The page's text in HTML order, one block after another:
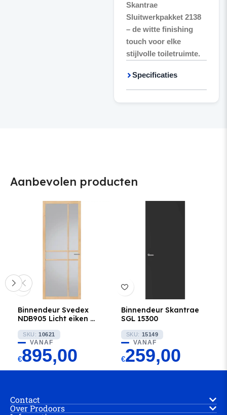
Skantrae
Sluitwerkpakket 2138
– de witte finishing
touch voor elke
stijlvolle toiletruimte.
Specificaties
Aanbevolen producten
Binnendeur Svedex
NDB905 Licht eiken met
SKU: 10621
VANAF
€895,00
Binnendeur Skantrae
SGL 15300
SKU: 15149
VANAF
€259,00
Contact
Over Prodoors